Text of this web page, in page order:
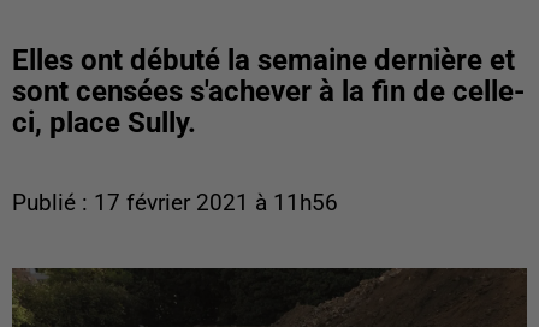
Elles ont débuté la semaine dernière et
sont censées s'achever à la fin de celle-
ci, place Sully.
Publié : 17 février 2021 à 11h56